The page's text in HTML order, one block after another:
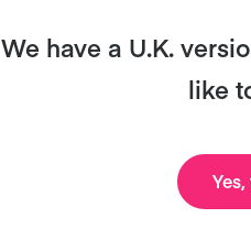
SICILIANO
We have a U.K.
like